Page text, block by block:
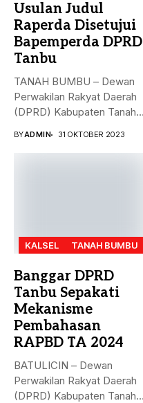
Usulan Judul
Raperda Disetujui
Bapemperda DPRD
Tanbu
TANAH BUMBU – Dewan
Perwakilan Rakyat Daerah
(DPRD) Kabupaten Tanah
BYADMIN 31 OKTOBER 2023
KALSEL TANAH BUMBU
Banggar DPRD
Tanbu Sepakati
Mekanisme
Pembahasan
RAPBD TA 2024
BATULICIN – Dewan
Perwakilan Rakyat Daerah
(DPRD) Kabupaten Tanah